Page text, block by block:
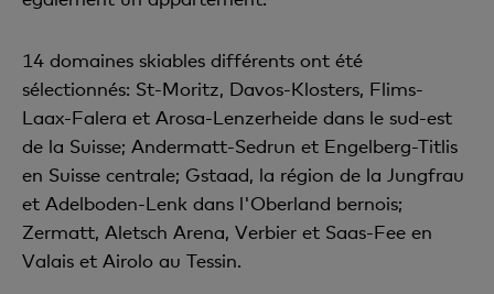
14 domaines skiables différents ont été
sélectionnés: St-Moritz, Davos-Klosters, Flims-
Laax-Falera et Arosa-Lenzerheide dans le sud-est
de la Suisse; Andermatt-Sedrun et Engelberg-Titlis
en Suisse centrale; Gstaad, la région de la Jungfrau
et Adelboden-Lenk dans l'Oberland bernois;
Zermatt, Aletsch Arena, Verbier et Saas-Fee en
Valais et Airolo au Tessin.